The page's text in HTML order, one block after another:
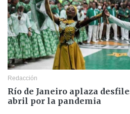
Redacción
Río de Janeiro aplaza
abril por la pandemia